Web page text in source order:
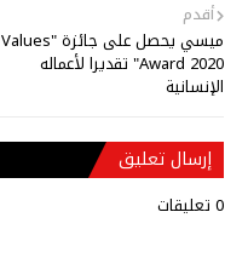
أقدم
ميسي يحصل على جائزة "Values
Award 2020" تقديرا لأعماله
الإنسانية
إرسال تعليق
0 تعليقات